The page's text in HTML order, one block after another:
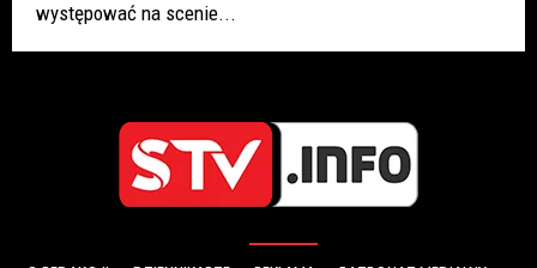
występować na scenie...